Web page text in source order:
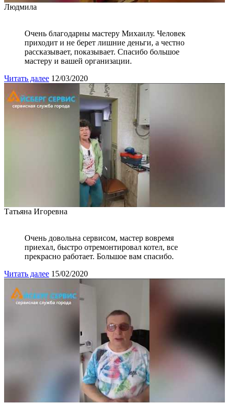
Людмила
Очень благодарны мастеру Михаилу. Человек
приходит и не берет лишние деньги, а честно
рассказывает, показывает. Спасибо большое
мастеру и вашей организации.
Читать далее 12/03/2020
Татьяна Игоревна
Очень довольна сервисом, мастер вовремя
приехал, быстро отремонтировал котел, все
прекрасно работает. Большое вам спасибо.
Читать далее 15/02/2020